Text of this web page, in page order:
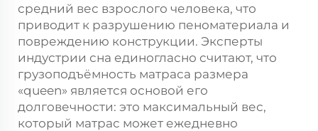
средний вес взрослого человека, что
приводит к разрушению пеноматериала и
повреждению конструкции. Эксперты
индустрии сна единогласно считают, что
грузоподъёмность матраса размера
«queen» является основой его
долговечности: это максимальный вес,
который матрас может ежедневно